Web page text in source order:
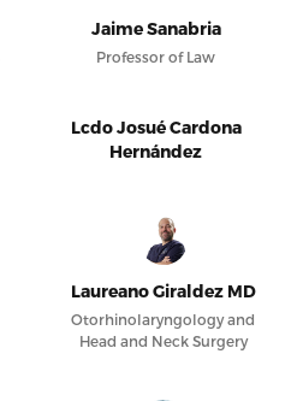
Jaime Sanabria
Professor of Law
Lcdo Josué Cardona
Hernández
Laureano Giraldez MD
Otorhinolaryngology and
Head and Neck Surgery